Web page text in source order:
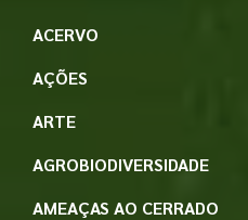
ACERVO
AÇÕES
ARTE
AGROBIODIVERSIDADE
AMEAÇAS AO CERRADO